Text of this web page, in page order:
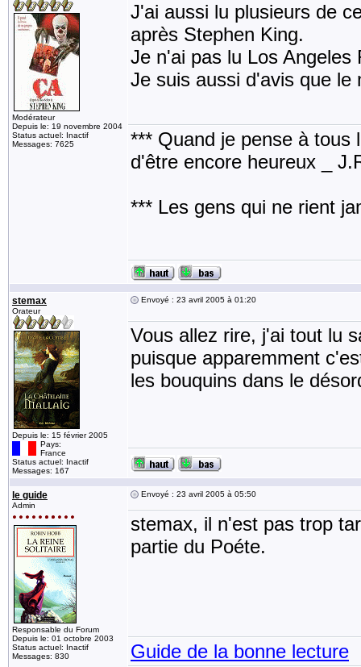
Modérateur
Depuis le: 19 novembre 2004
Status actuel: Inactif
Messages: 7625
J'ai aussi lu plusieurs de
après Stephen King.
Je n'ai pas lu Los
Je suis aussi d'avis que le
*** Quand je pense à tous
d'être encore heureux _
*** Les gens qui ne rient
stemax
Orateur
Depuis le: 15 février 2005
Pays:
France
Status actuel: Inactif
Messages: 167
Envoyé : 23 avril 2005 à 01:20
Vous allez rire, j'ai tout lu
puisque apparemment
les bouquins dans le
le guide
Admin
Responsable du Forum
Depuis le: 01 octobre 2003
Status actuel: Inactif
Messages: 830
Envoyé : 23 avril 2005 à 05:50
stemax, il n'est pas trop
partie du Poéte.
Guide de la bonne lecture